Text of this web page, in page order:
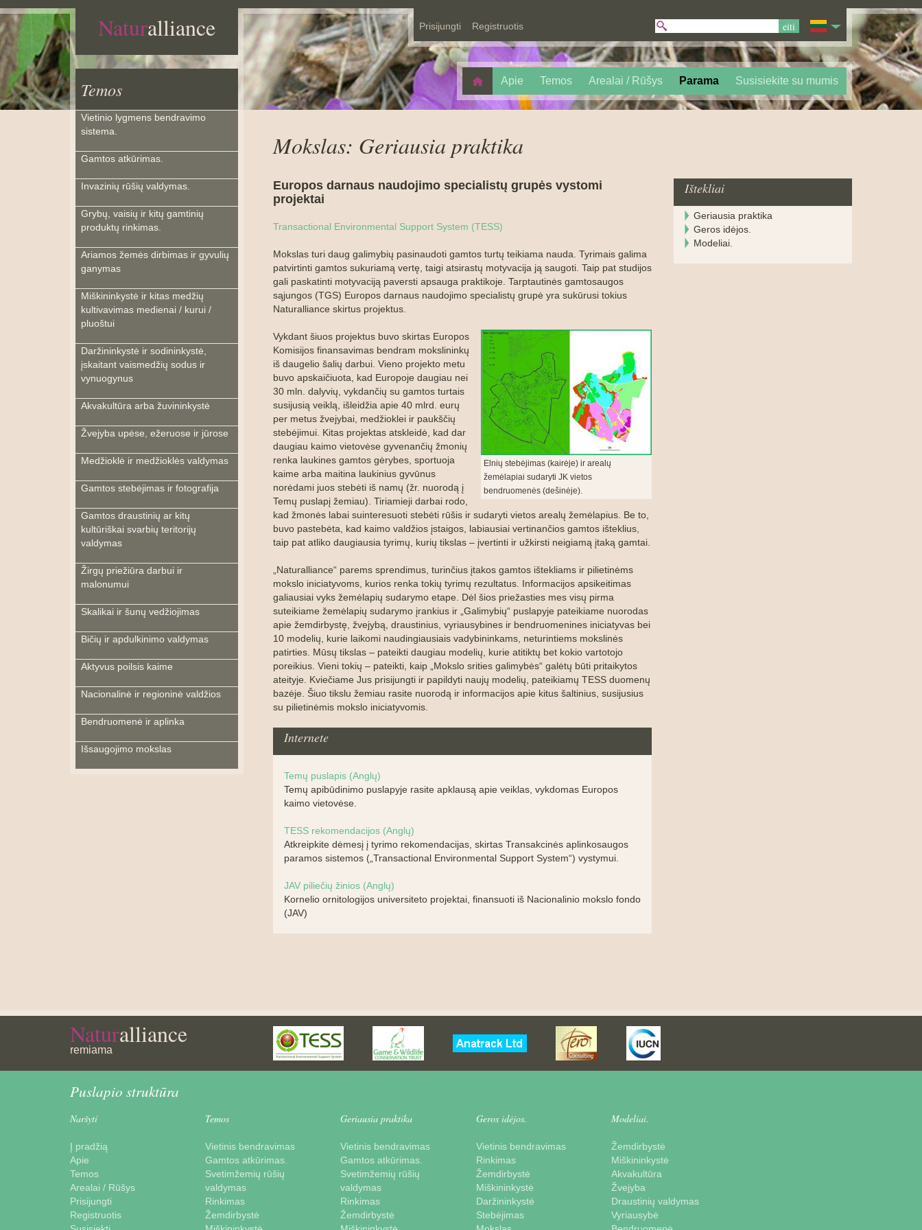
Naturalliance Prisijungti Registruotis
Apie Temos Arealai / Rūšys Parama Susisiekite su mumis
Temos
Vietinio lygmens bendravimo
sistema.
Gamtos atkūrimas.
Invazinių rūšių valdymas.
Grybų, vaisių ir kitų gamtinių
produktų rinkimas.
Ariamos žemės dirbimas ir gyvulių
ganymas
Miškininkystė ir kitas medžių
kultivavimas medienai / kurui /
pluoštui
Daržininkystė ir sodininkystė,
įskaitant vaismedžių sodus ir
vynuogynus
Akvakultūra arba žuvininkystė
Žvejyba upėse, ežeruose ir jūrose
Medžioklė ir medžioklės valdymas
Gamtos stebėjimas ir fotografija
Gamtos draustinių ar kitų
kultūriškai svarbių teritorijų
valdymas
Žirgų priežiūra darbui ir
malonumui
Skalikai ir šunų vedžiojimas
Bičių ir apdulkinimo valdymas
Aktyvus poilsis kaime
Nacionalinė ir regioninė valdžios
Bendruomenė ir aplinka
Išsaugojimo mokslas
Mokslas: Geriausia praktika
Europos darnaus naudojimo specialistų grupės vystomi
projektai
Transactional Environmental Support System (TESS)
Mokslas turi daug galimybių pasinaudoti gamtos turtų teikiama nauda. Tyrimais galima
patvirtinti gamtos sukuriamą vertę, taigi atsirastų motyvacija ją saugoti. Taip pat studijos
gali paskatinti motyvaciją paversti apsauga praktikoje. Tarptautinės gamtosaugos
sąjungos (TGS) Europos darnaus naudojimo specialistų grupė yra sukūrusi tokius
Naturalliance skirtus projektus.
Elnių stebėjimas (kairėje) ir arealų
žemėlapiai sudaryti JK vietos
bendruomenės (dešinėje).
Vykdant šiuos projektus buvo skirtas Europos
Komisijos finansavimas bendram mokslininkų
iš daugelio šalių darbui. Vieno projekto metu
buvo apskaičiuota, kad Europoje daugiau nei
30 mln. dalyvių, vykdančių su gamtos turtais
susijusią veiklą, išleidžia apie 40 mlrd. eurų
per metus žvejybai, medžioklei ir paukščių
stebėjimui. Kitas projektas atskleidė, kad dar
daugiau kaimo vietovėse gyvenančių žmonių
renka laukines gamtos gėrybes, sportuoja
kaime arba maitina laukinius gyvūnus
norėdami juos stebėti iš namų (žr. nuorodą į
Temų puslapį žemiau). Tiriamieji darbai rodo,
kad žmonės labai suinteresuoti stebėti rūšis ir sudaryti vietos arealų žemėlapius. Be to,
buvo pastebėta, kad kaimo valdžios įstaigos, labiausiai vertinančios gamtos išteklius,
taip pat atliko daugiausia tyrimų, kurių tikslas – įvertinti ir užkirsti neigiamą įtaką gamtai.
„Naturalliance“ parems sprendimus, turinčius įtakos gamtos ištekliams ir pilietinėms
mokslo iniciatyvoms, kurios renka tokių tyrimų rezultatus. Informacijos apsikeitimas
galiausiai vyks žemėlapių sudarymo etape. Dėl šios priežasties mes visų pirma
suteikiame žemėlapių sudarymo įrankius ir „Galimybių“ puslapyje pateikiame nuorodas
apie žemdirbystę, žvejybą, draustinius, vyriausybines ir bendruomenines iniciatyvas bei
10 modelių, kurie laikomi naudingiausiais vadybininkams, neturintiems mokslinės
patirties. Mūsų tikslas – pateikti daugiau modelių, kurie atitiktų bet kokio vartotojo
poreikius. Vieni tokių – pateikti, kaip „Mokslo srities galimybės“ galėtų būti pritaikytos
ateityje. Kviečiame Jus prisijungti ir papildyti naujų modelių, pateikiamų TESS duomenų
bazėje. Šiuo tikslu žemiau rasite nuorodą ir informacijos apie kitus šaltinius, susijusius
su pilietinėmis mokslo iniciatyvomis.
Internete
Temų puslapis (Anglų)
Temų apibūdinimo puslapyje rasite apklausą apie veiklas, vykdomas Europos
kaimo vietovėse.
TESS rekomendacijos (Anglų)
Atkreipkite dėmesį į tyrimo rekomendacijas, skirtas Transakcinės aplinkosaugos
paramos sistemos („Transactional Environmental Support System“) vystymui.
JAV piliečių žinios (Anglų)
Kornelio ornitologijos universiteto projektai, finansuoti iš Nacionalinio mokslo fondo
(JAV)
Ištekliai
Geriausia praktika
Geros idėjos.
Modeliai.
Naturalliance
remiama
Puslapio struktūra
Naršyti
Į pradžią
Apie
Temos
Arealai / Rūšys
Prisijungti
Registruotis
Temos
Vietinis bendravimas
Gamtos atkūrimas.
Svetimžemių rūšių
valdymas
Rinkimas
Žemdirbystė
Geriausia praktika
Vietinis bendravimas
Gamtos atkūrimas.
Svetimžemių rūšių
valdymas
Rinkimas
Žemdirbystė
Geros idėjos.
Vietinis bendravimas
Rinkimas
Žemdirbystė
Miškininkystė
Daržininkystė
Stebėjimas
Modeliai.
Žemdirbystė
Miškininkystė
Akvakultūra
Žvejyba
Draustinių valdymas
Vyriausybė